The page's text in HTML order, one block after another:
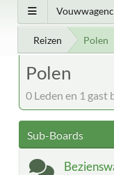
Reizen Polen
Polen
0 Leden en 1 gast
Sub-Boards